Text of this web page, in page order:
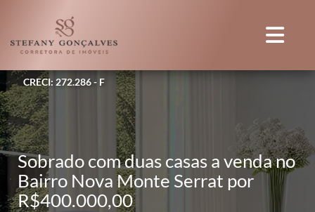
CRECI: 272.286 - F
Sobrado com duas casas a venda no
Bairro Nova Monte Serrat por
R$400.000,00